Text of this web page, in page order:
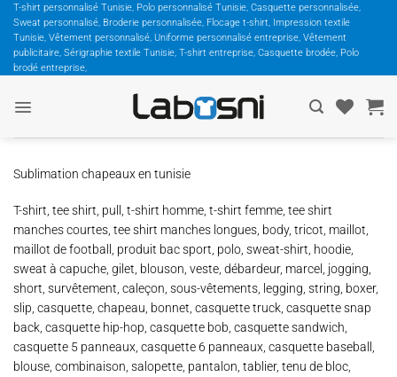
Passer
contenu
T-shirt personnalisé Tunisie, Polo personnalisé Tunisie, Casquette personnalisée,
Sweat personnalisé, Broderie personnalisée, Flocage t-shirt, Impression textile
Tunisie, Vêtement personnalisé, Uniforme personnalisé entreprise, Vêtement
publicitaire, Sérigraphie textile Tunisie, T-shirt entreprise, Casquette brodée, Polo
brodé entreprise,
Sublimation chapeaux en tunisie
T-shirt, tee shirt, pull, t-shirt homme, t-shirt femme, tee shirt
manches courtes, tee shirt manches longues, body, tricot, maillot,
maillot de football, produit bac sport, polo, sweat-shirt, hoodie,
sweat à capuche, gilet, blouson, veste, débardeur, marcel, jogging,
short, survêtement, caleçon, sous-vêtements, legging, string, boxer,
slip, casquette, chapeau, bonnet, casquette truck, casquette snap
back, casquette hip-hop, casquette bob, casquette sandwich,
casquette 5 panneaux, casquette 6 panneaux, casquette baseball,
blouse, combinaison, salopette, pantalon, tablier, tenu de bloc,